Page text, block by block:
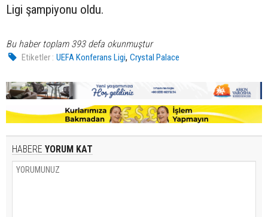
Ligi şampiyonu oldu.
Bu haber toplam 393 defa okunmuştur
Etiketler : UEFA Konferans Ligi,Crystal Palace
HABERE YORUM KAT